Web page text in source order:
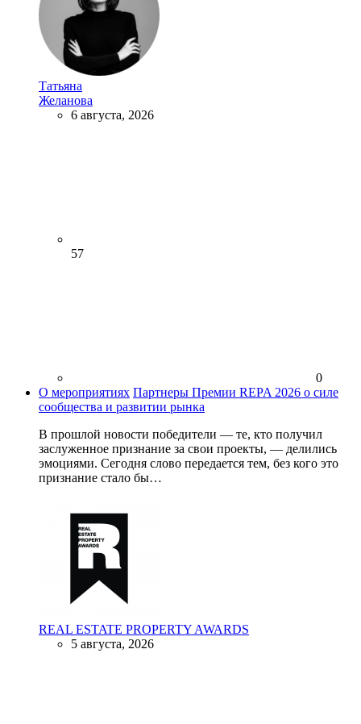
Татьяна
Желанова
6 августа, 2026
57
0
О мероприятиях Партнеры Премии REPA 2026 о силе
сообщества и развитии рынка
В прошлой новости победители — те, кто получил
заслуженное признание за свои проекты, — делились
эмоциями. Сегодня слово передается тем, без кого это
признание стало бы…
REAL ESTATE PROPERTY AWARDS
5 августа, 2026